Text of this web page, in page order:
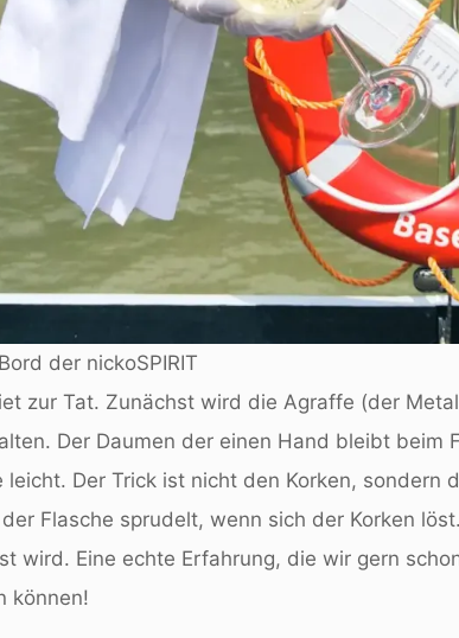
der nickoSPIRIT
zur Tat. Zunächst wird die Agraffe (der
Der Daumen der einen Hand bleibt beim
Der Trick ist nicht den Korken, sondern
Flasche sprudelt, wenn sich der Korken
wird. Eine echte Erfahrung, die wir gern
können!